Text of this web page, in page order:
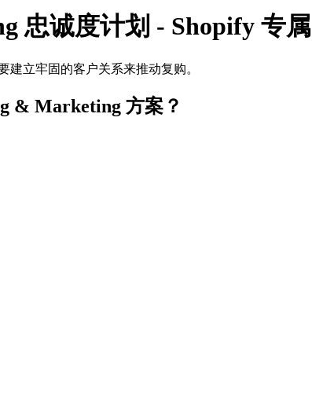
忠诚度计划 - Shopify 专属
建立牢固的客户关系来推动复购。
& Marketing 方案？